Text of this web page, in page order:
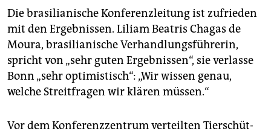
Die brasilianische Konferenzleitung ist zufrieden
mit den Ergebnissen. Liliam Beatris Chagas de
Moura, brasilianische Verhandlungsführerin,
spricht von „sehr guten Ergebnissen“, sie verlasse
Bonn „sehr optimistisch“: „Wir wissen genau,
welche Streitfragen wir klären müssen.“
Vor dem Konferenzzentrum verteilten Tier­schüt­